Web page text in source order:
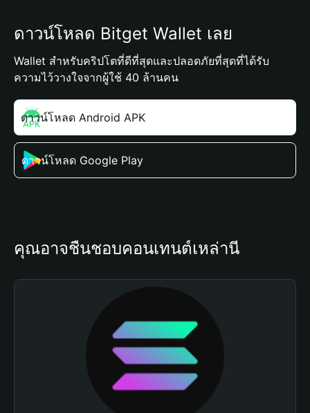
ดาวน์โหลด Bitget Wallet เลย
Wallet สำหรับคริปโตที่ดีที่สุดและปลอดภัยที่สุดที่ได้รับ
ความไว้วางใจจากผู้ใช้ 40 ล้านคน
ดาวน์โหลด Android APK
ดาวน์โหลด Google Play
คุณอาจชื่นชอบคอนเทนต์เหล่านี้